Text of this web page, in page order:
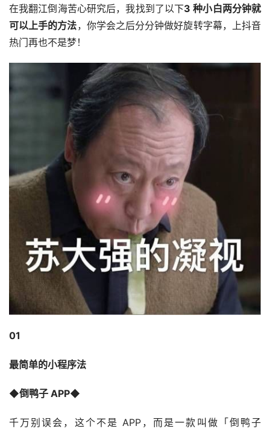
在我翻江倒海苦心研究后，我找到了以下3 种小白两分钟就
可以上手的方法，你学会之后分分钟做好旋转字幕，上抖音
热门再也不是梦！
01
最简单的小程序法
◆倒鸭子 APP◆
千万别误会，这个不是 APP，而是一款叫做「倒鸭子